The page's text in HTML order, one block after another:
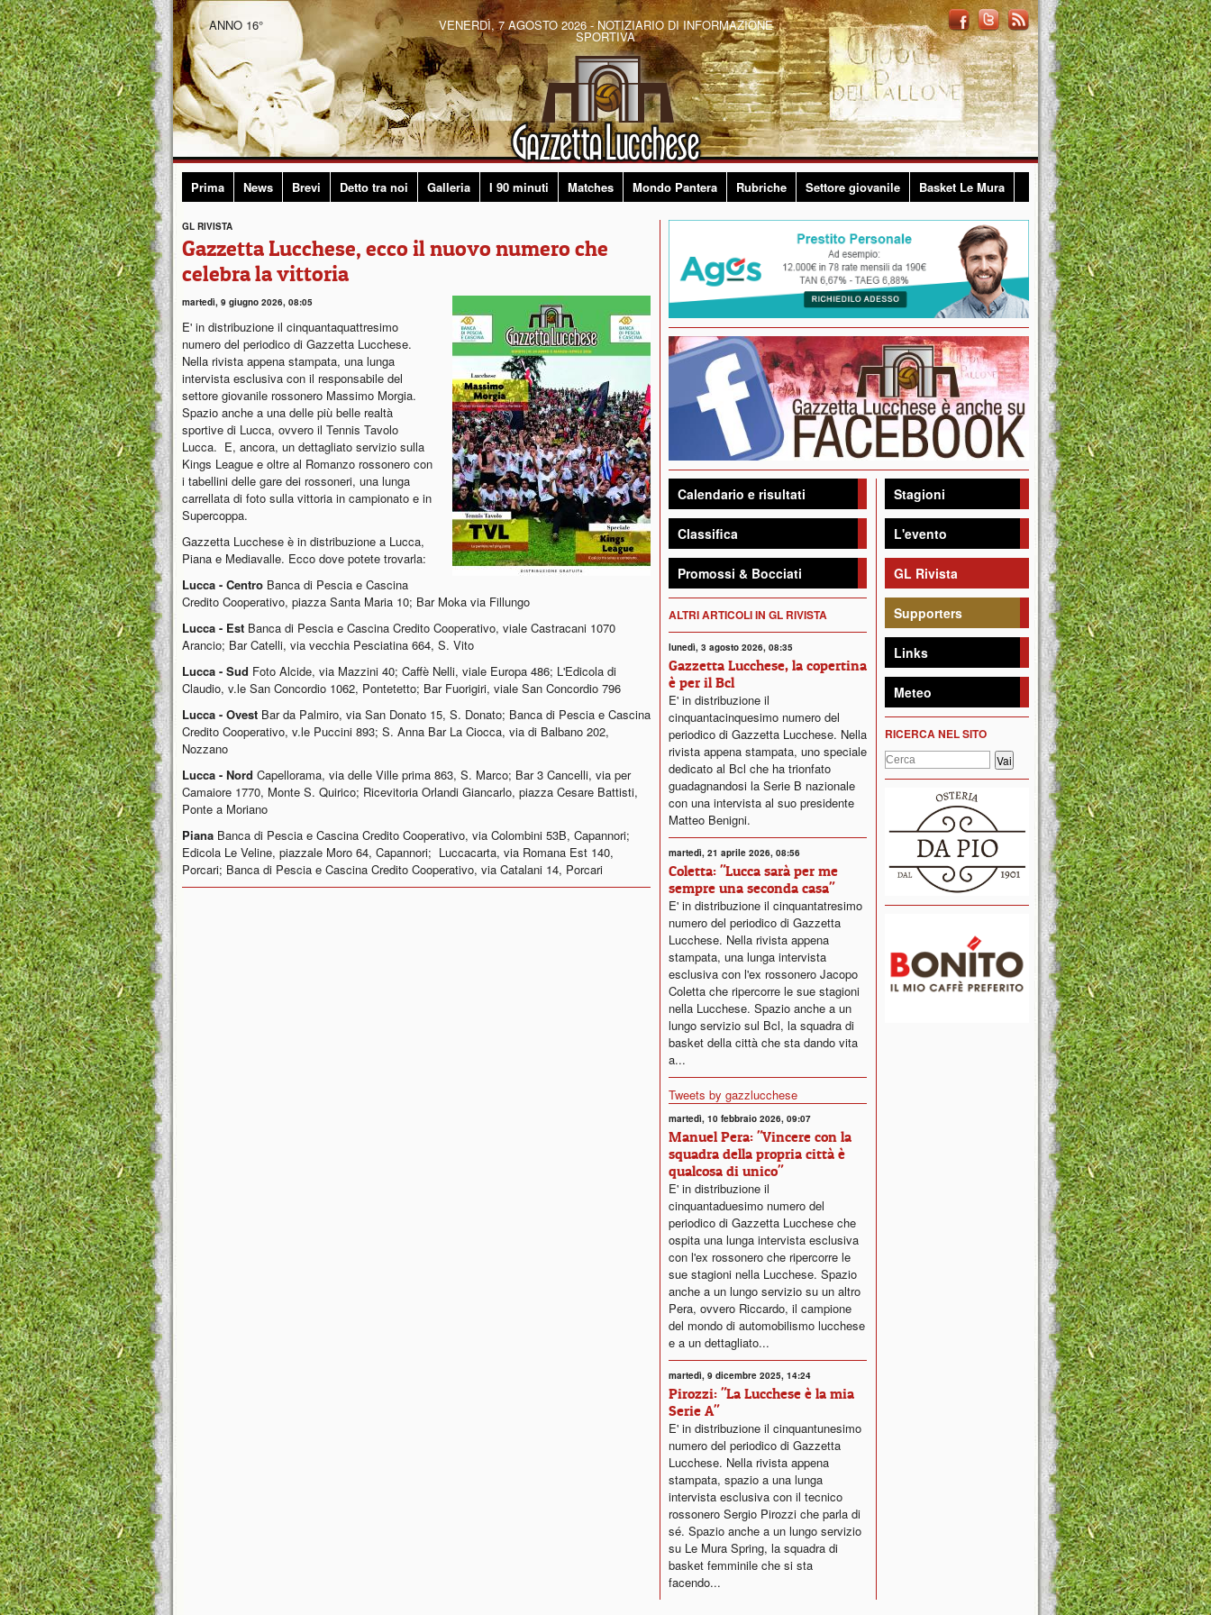
ANNO 16° VENERDÌ, 7 AGOSTO 2026 - NOTIZIARIO DI INFORMAZIONE
SPORTIVA
Prima News Brevi Detto tra noi Galleria I 90 minuti Matches Mondo Pantera Rubriche Settore giovanile Basket Le Mura
GL RIVISTA
Gazzetta Lucchese, ecco il nuovo numero che
celebra la vittoria
martedì, 9 giugno 2026, 08:05
E' in distribuzione il cinquantaquattresimo
numero del periodico di Gazzetta Lucchese.
Nella rivista appena stampata, una lunga
intervista esclusiva con il responsabile del
settore giovanile rossonero Massimo Morgia.
Spazio anche a una delle più belle realtà
sportive di Lucca, ovvero il Tennis Tavolo
Lucca. E, ancora, un dettagliato servizio sulla
Kings League e oltre al Romanzo rossonero con
i tabellini delle gare dei rossoneri, una lunga
carrellata di foto sulla vittoria in campionato e in
Supercoppa.
Gazzetta Lucchese è in distribuzione a Lucca,
Piana e Mediavalle. Ecco dove potete trovarla:
Lucca - Centro Banca di Pescia e Cascina
Credito Cooperativo, piazza Santa Maria 10; Bar Moka via Fillungo
Lucca - Est Banca di Pescia e Cascina Credito Cooperativo, viale Castracani 1070
Arancio; Bar Catelli, via vecchia Pesciatina 664, S. Vito
Lucca - Sud Foto Alcide, via Mazzini 40; Caffè Nelli, viale Europa 486; L'Edicola di
Claudio, v.le San Concordio 1062, Pontetetto; Bar Fuorigiri, viale San Concordio 796
Lucca - Ovest Bar da Palmiro, via San Donato 15, S. Donato; Banca di Pescia e Cascina
Credito Cooperativo, v.le Puccini 893; S. Anna Bar La Ciocca, via di Balbano 202,
Nozzano
Lucca - Nord Capellorama, via delle Ville prima 863, S. Marco; Bar 3 Cancelli, via per
Camaiore 1770, Monte S. Quirico; Ricevitoria Orlandi Giancarlo, piazza Cesare Battisti,
Ponte a Moriano
Piana Banca di Pescia e Cascina Credito Cooperativo, via Colombini 53B, Capannori;
Edicola Le Veline, piazzale Moro 64, Capannori; Luccacarta, via Romana Est 140,
Porcari; Banca di Pescia e Cascina Credito Cooperativo, via Catalani 14, Porcari
Calendario e risultati
Classifica
Promossi & Bocciati
ALTRI ARTICOLI IN GL RIVISTA
lunedì, 3 agosto 2026, 08:35
Gazzetta Lucchese, la copertina
è per il Bcl
E' in distribuzione il
cinquantacinquesimo numero del
periodico di Gazzetta Lucchese. Nella
rivista appena stampata, uno speciale
dedicato al Bcl che ha trionfato
guadagnandosi la Serie B nazionale
con una intervista al suo presidente
Matteo Benigni.
martedì, 21 aprile 2026, 08:56
Coletta: "Lucca sarà per me
sempre una seconda casa"
E' in distribuzione il cinquantatresimo
numero del periodico di Gazzetta
Lucchese. Nella rivista appena
stampata, una lunga intervista
esclusiva con l'ex rossonero Jacopo
Coletta che ripercorre le sue stagioni
nella Lucchese. Spazio anche a un
lungo servizio sul Bcl, la squadra di
basket della città che sta dando vita
a...
Tweets by gazzlucchese
martedì, 10 febbraio 2026, 09:07
Manuel Pera: "Vincere con la
squadra della propria città è
qualcosa di unico"
E' in distribuzione il
cinquantaduesimo numero del
periodico di Gazzetta Lucchese che
ospita una lunga intervista esclusiva
con l'ex rossonero che ripercorre le
sue stagioni nella Lucchese. Spazio
anche a un lungo servizio su un altro
Pera, ovvero Riccardo, il campione
del mondo di automobilismo lucchese
e a un dettagliato...
martedì, 9 dicembre 2025, 14:24
Pirozzi: "La Lucchese è la mia
Serie A"
E' in distribuzione il cinquantunesimo
numero del periodico di Gazzetta
Lucchese. Nella rivista appena
stampata, spazio a una lunga
intervista esclusiva con il tecnico
rossonero Sergio Pirozzi che parla di
sé. Spazio anche a un lungo servizio
su Le Mura Spring, la squadra di
basket femminile che si sta
facendo...
Stagioni
L'evento
GL Rivista
Supporters
Links
Meteo
RICERCA NEL SITO